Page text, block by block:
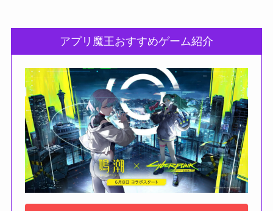
アプリ魔王おすすめゲーム紹介